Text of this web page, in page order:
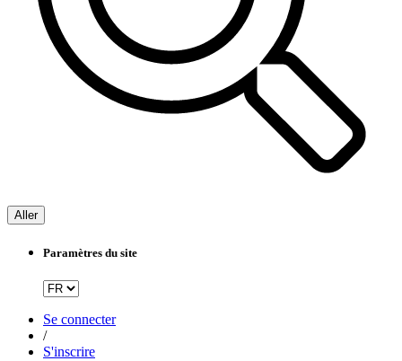
Aller
Paramètres du site
Se connecter
/
S'inscrire